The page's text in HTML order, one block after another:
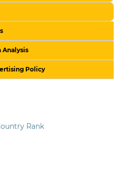
Analysis
Policy